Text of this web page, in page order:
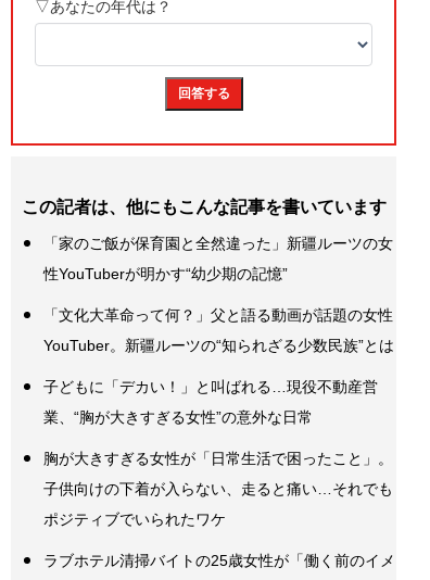
この記者は、他にもこんな記事を書いています
「家のご飯が保育園と全然違った」新疆ルーツの女
性YouTuberが明かす“幼少期の記憶”
「文化大革命って何？」父と語る動画が話題の女性
YouTuber。新疆ルーツの“知られざる少数民族”とは
子どもに「デカい！」と叫ばれる…現役不動産営
業、“胸が大きすぎる女性”の意外な日常
胸が大きすぎる女性が「日常生活で困ったこと」。
子供向けの下着が入らない、走ると痛い…それでも
ポジティブでいられたワケ
ラブホテル清掃バイトの25歳女性が「働く前のイメ